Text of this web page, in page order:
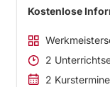
Kostenlose
2
2 Kurstermine